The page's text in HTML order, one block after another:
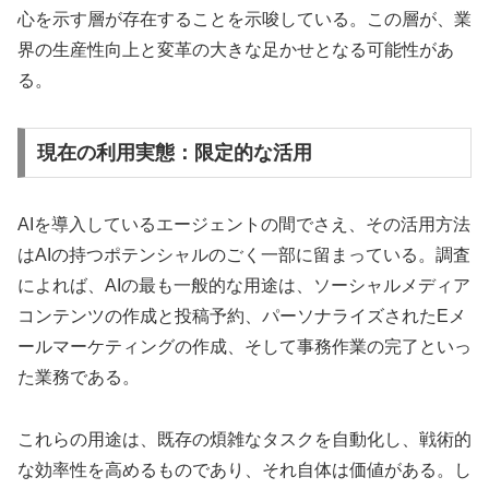
心を示す層が存在することを示唆している。この層が、業
界の生産性向上と変革の大きな足かせとなる可能性があ
る。
現在の利用実態：限定的な活用
AIを導入しているエージェントの間でさえ、その活用方法
はAIの持つポテンシャルのごく一部に留まっている。調査
によれば、AIの最も一般的な用途は、ソーシャルメディア
コンテンツの作成と投稿予約、パーソナライズされたEメ
ールマーケティングの作成、そして事務作業の完了といっ
た業務である。
これらの用途は、既存の煩雑なタスクを自動化し、戦術的
な効率性を高めるものであり、それ自体は価値がある。し